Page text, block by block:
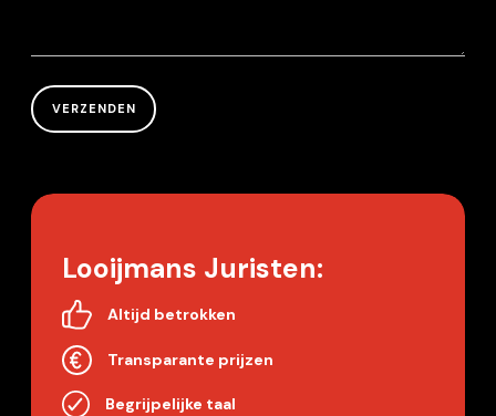
Looijmans Juristen:
Altijd betrokken
Transparante prijzen
Begrijpelijke taal